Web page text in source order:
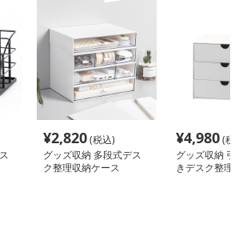
¥2,820(税込)
グッズ収納 多段式デス
ク整理収納ケース
¥4,980(税
グッズ収納 引
きデスク整理